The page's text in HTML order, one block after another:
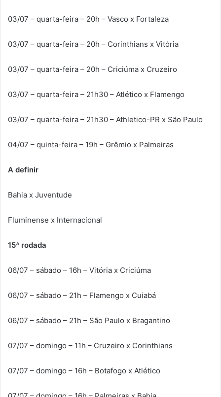
03/07 – quarta-feira – 20h – Vasco x Fortaleza
03/07 – quarta-feira – 20h – Corinthians x Vitória
03/07 – quarta-feira – 20h – Criciúma x Cruzeiro
03/07 – quarta-feira – 21h30 – Atlético x Flamengo
03/07 – quarta-feira – 21h30 – Athletico-PR x São Paulo
04/07 – quinta-feira – 19h – Grêmio x Palmeiras
A definir
Bahia x Juventude
Fluminense x Internacional
15ª rodada
06/07 – sábado – 16h – Vitória x Criciúma
06/07 – sábado – 21h – Flamengo x Cuiabá
06/07 – sábado – 21h – São Paulo x Bragantino
07/07 – domingo – 11h – Cruzeiro x Corinthians
07/07 – domingo – 16h – Botafogo x Atlético